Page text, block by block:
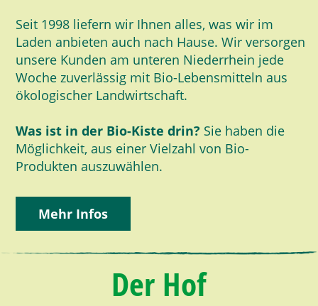
Seit 1998 liefern wir Ihnen alles, was wir im
Laden anbieten auch nach Hause. Wir versorgen
unsere Kunden am unteren Niederrhein jede
Woche zuverlässig mit Bio-Lebensmitteln aus
ökologischer Landwirtschaft.
Was ist in der Bio-Kiste drin? Sie haben die
Möglichkeit, aus einer Vielzahl von Bio-
Produkten auszuwählen.
Mehr Infos
Der Hof